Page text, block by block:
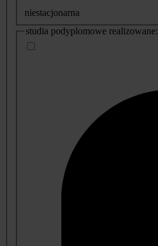
niestacjonarna
studia podyplomowe realizowane: